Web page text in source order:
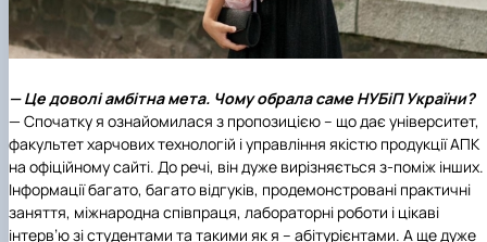
— Це доволі амбітна мета. Чому обрала саме НУБіП України?
— Спочатку я ознайомилася з пропозицією – що дає університет,
факультет харчових технологій і управління якістю продукції АПК
на офіційному сайті. До речі, він дуже вирізняється з-поміж інших.
Інформації багато, багато відгуків, продемонстровані практичні
заняття, міжнародна співпраця, лабораторні роботи і цікаві
інтерв’ю зі студентами та такими як я – абітурієнтами. А ще дуже